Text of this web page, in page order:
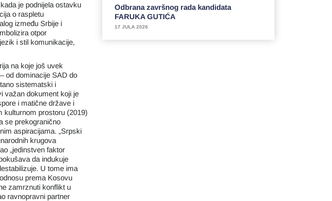
je podnijela ostavku
o raspletu
između Srbije i
otpor
i stil komunikacije,
na koje još uvek
od dominacije SAD do
sistematski i
važan dokument koji je
i matične države i
kulturnom prostoru (2019)
se prekogranično
aspiracijama. „Srpski
krugova
„jedinstven faktor
da indukuje
U tome ima
prema Kosovu
zamrznuti konflikt u
ravnopravni partner
Odbrana završnog rada kandidata
FARUKA GUTIĆA
17 JULA 2026